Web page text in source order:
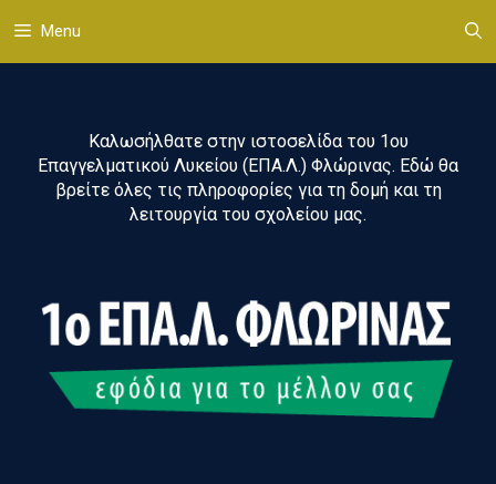
σε
περιεχόμενο
Menu
Καλωσήλθατε στην ιστοσελίδα του 1ου
Επαγγελματικού Λυκείου (ΕΠΑ.Λ.) Φλώρινας. Εδώ θα
βρείτε όλες τις πληροφορίες για τη δομή και τη
λειτουργία του σχολείου μας.